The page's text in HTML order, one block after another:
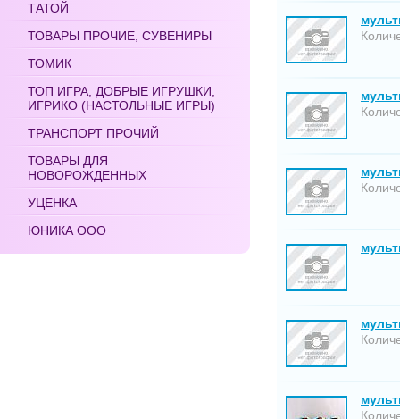
ТАТОЙ
ТОВАРЫ ПРОЧИЕ, СУВЕНИРЫ
ТОМИК
ТОП ИГРА, ДОБРЫЕ ИГРУШКИ,
ИГРИКО (НАСТОЛЬНЫЕ ИГРЫ)
ТРАНСПОРТ ПРОЧИЙ
ТОВАРЫ ДЛЯ
НОВОРОЖДЕННЫХ
УЦЕНКА
ЮНИКА ООО